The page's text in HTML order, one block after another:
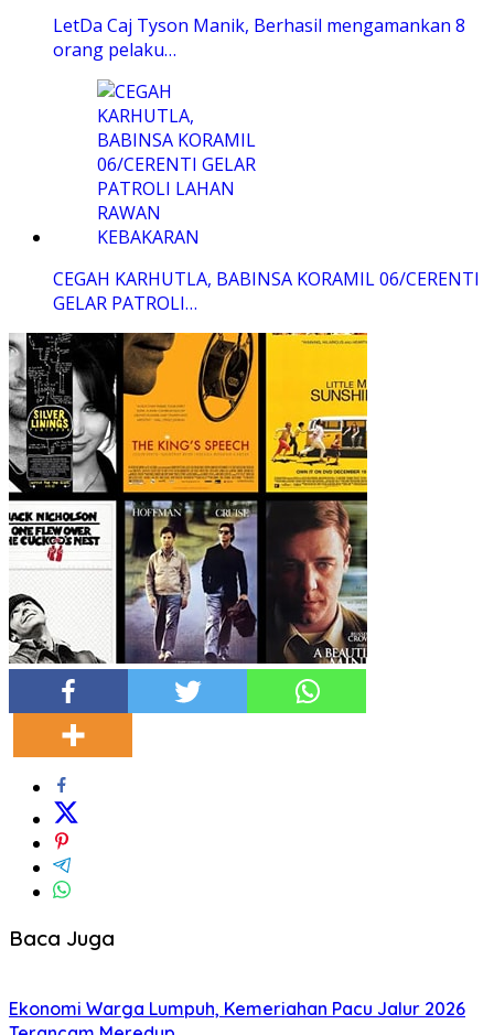
LetDa Caj Tyson Manik, Berhasil mengamankan 8
orang pelaku…
CEGAH KARHUTLA, BABINSA KORAMIL 06/CERENTI
GELAR PATROLI…
Baca Juga
Ekonomi Warga Lumpuh, Kemeriahan Pacu Jalur 2026